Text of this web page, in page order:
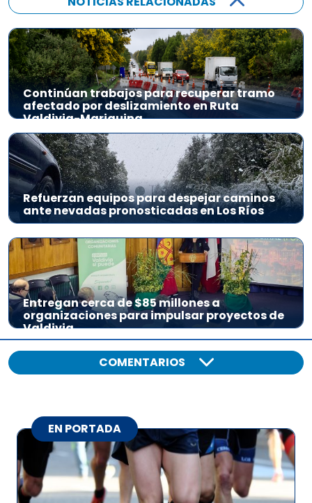
Continúan trabajos para recuperar tramo
afectado por deslizamiento en Ruta
Valdivia-Mariquina
Refuerzan equipos para despejar caminos
ante nevadas pronosticadas en Los Ríos
Entregan cerca de $85 millones a
organizaciones para impulsar proyectos de
Valdivia
COMENTARIOS
EN PORTADA